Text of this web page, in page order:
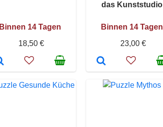
Binnen 14 Tagen
18,50 €
das Kunststudio
Binnen 14 Tagen
23,00 €